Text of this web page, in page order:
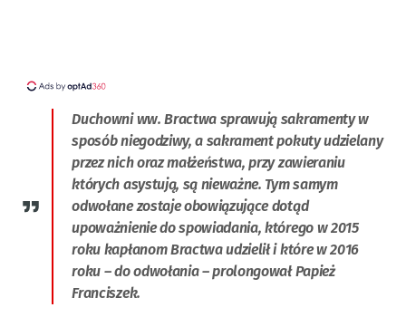
Duchowni ww. Bractwa sprawują sakramenty w
sposób niegodziwy, a sakrament pokuty udzielany
przez nich oraz małżeństwa, przy zawieraniu
których asystują, są nieważne. Tym samym
odwołane zostaje obowiązujące dotąd
upoważnienie do spowiadania, którego w 2015
roku kapłanom Bractwa udzielił i które w 2016
roku – do odwołania – prolongował Papież
Franciszek.